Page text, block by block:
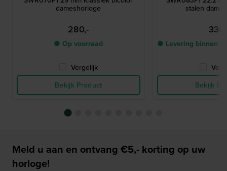
dameshorloge
280,-
● Op voorraad
Vergelijk
Bekijk Product
stalen
● Levering binnen 3
Bekijk
Meld u aan en ontvang €5,- korting op uw
horloge!